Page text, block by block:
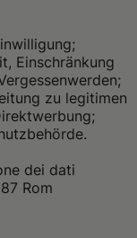
Einschränkung
zu legitimen
dei dati
Rom